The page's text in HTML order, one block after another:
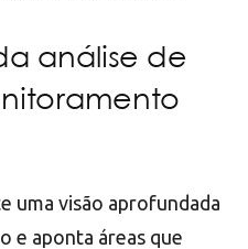
análise de
uma visão aprofundada
e aponta áreas que